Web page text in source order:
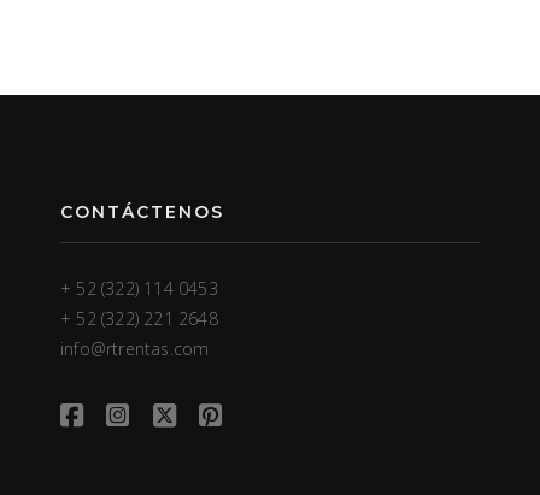
CONTÁCTENOS
+ 52 (322) 114 0453
+ 52 (322) 221 2648
info@rtrentas.com